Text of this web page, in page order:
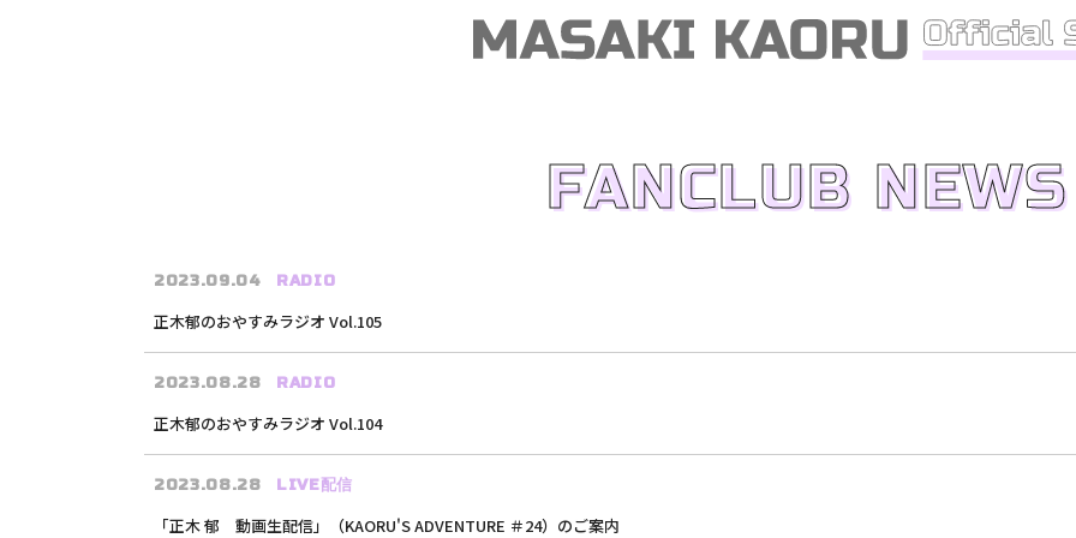
FANCLUB NEWS
2023.09.04 RADIO
正木郁のおやすみラジオ Vol.105
2023.08.28 RADIO
正木郁のおやすみラジオ Vol.104
2023.08.28 LIVE配信
「正木 郁 動画生配信」（KAORU'S ADVENTURE ＃24）のご案内